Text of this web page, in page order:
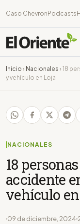
Caso Chevron Podcasts
Inicio › Nacionales › 18
y vehículo en Loja
NACIONALES
18
accidente
vehículo
09 de diciembre, 2024